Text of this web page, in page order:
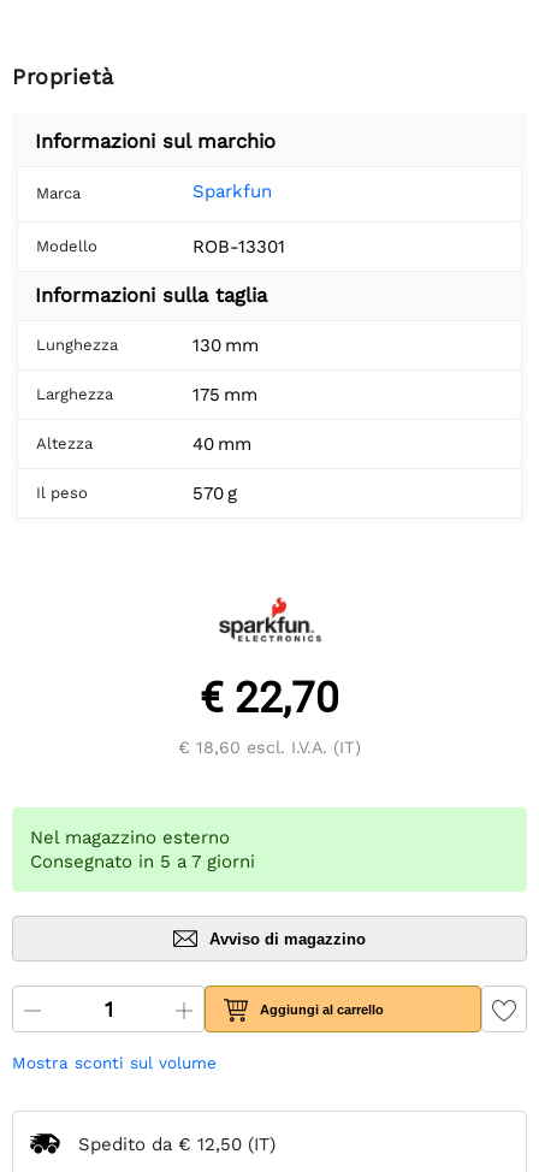
Proprietà
Informazioni sul marchio
Marca Sparkfun
Modello ROB-13301
Informazioni sulla taglia
Lunghezza 130 mm
Larghezza 175 mm
Altezza 40 mm
Il peso 570 g
€ 22,70
€ 18,60 escl. I.V.A. (IT)
Nel magazzino esterno
Consegnato in 5 a 7 giorni
Avviso di magazzino
Aggiungi al carrello
Mostra sconti sul volume
Spedito da € 12,50 (IT)